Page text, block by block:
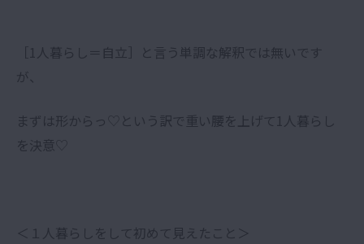
［1人暮らし＝自立］と言う単調な解釈では無いです
が、
まずは形からっ♡という訳で重い腰を上げて1人暮らし
を決意♡
＜１人暮らしをして初めて見えたこと＞